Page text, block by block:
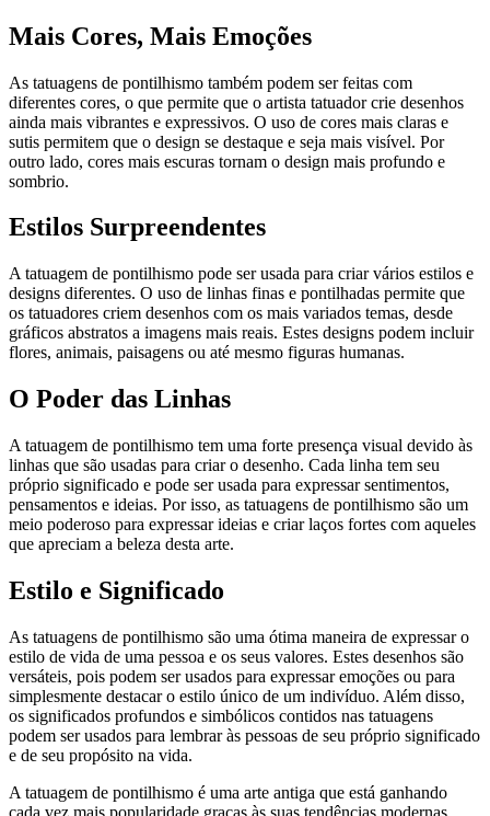
Mais Cores, Mais Emoções
As tatuagens de pontilhismo também podem ser feitas com
diferentes cores, o que permite que o artista tatuador crie desenhos
ainda mais vibrantes e expressivos. O uso de cores mais claras e
sutis permitem que o design se destaque e seja mais visível. Por
outro lado, cores mais escuras tornam o design mais profundo e
sombrio.
Estilos Surpreendentes
A tatuagem de pontilhismo pode ser usada para criar vários estilos e
designs diferentes. O uso de linhas finas e pontilhadas permite que
os tatuadores criem desenhos com os mais variados temas, desde
gráficos abstratos a imagens mais reais. Estes designs podem incluir
flores, animais, paisagens ou até mesmo figuras humanas.
O Poder das Linhas
A tatuagem de pontilhismo tem uma forte presença visual devido às
linhas que são usadas para criar o desenho. Cada linha tem seu
próprio significado e pode ser usada para expressar sentimentos,
pensamentos e ideias. Por isso, as tatuagens de pontilhismo são um
meio poderoso para expressar ideias e criar laços fortes com aqueles
que apreciam a beleza desta arte.
Estilo e Significado
As tatuagens de pontilhismo são uma ótima maneira de expressar o
estilo de vida de uma pessoa e os seus valores. Estes desenhos são
versáteis, pois podem ser usados para expressar emoções ou para
simplesmente destacar o estilo único de um indivíduo. Além disso,
os significados profundos e simbólicos contidos nas tatuagens
podem ser usados para lembrar às pessoas de seu próprio significado
e de seu propósito na vida.
A tatuagem de pontilhismo é uma arte antiga que está ganhando
cada vez mais popularidade graças às suas tendências modernas.